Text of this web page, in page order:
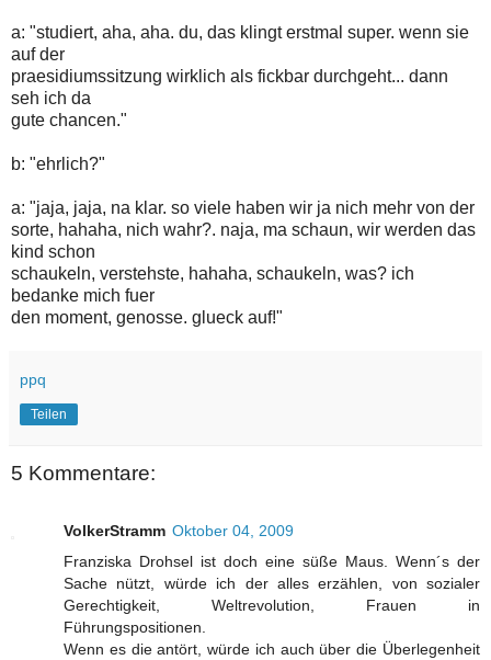
a: "studiert, aha, aha. du, das klingt erstmal super. wenn sie
auf der
praesidiumssitzung wirklich als fickbar durchgeht... dann
seh ich da
gute chancen."
b: "ehrlich?"
a: "jaja, jaja, na klar. so viele haben wir ja nich mehr von der
sorte, hahaha, nich wahr?. naja, ma schaun, wir werden das
kind schon
schaukeln, verstehste, hahaha, schaukeln, was? ich
bedanke mich fuer
den moment, genosse. glueck auf!"
ppq
Teilen
5 Kommentare:
VolkerStramm Oktober 04, 2009
Franziska Drohsel ist doch eine süße Maus. Wenn´s der
Sache nützt, würde ich der alles erzählen, von sozialer
Gerechtigkeit, Weltrevolution, Frauen in
Führungspositionen.
Wenn es die antört, würde ich auch über die Überlegenheit